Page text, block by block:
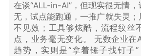
在谈“ALL-in-AI”，但现实很无情
无，试点能跑通，一推广就失灵
不见效；工具够炫酷，流程纹丝
点，业务毫无变化。 无数企业在
趋势，实则是“拿着锤子找钉子